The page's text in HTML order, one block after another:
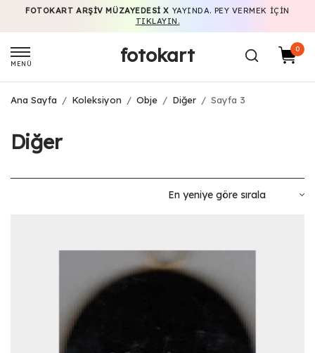
FOTOKART ARŞIV MÜZAYEDESI X YAYINDA. PEY VERMEK IÇIN
TIKLAYIN.
MENÜ fotokart 0
Ana Sayfa / Koleksiyon / Obje / Diğer / Sayfa 3
Diğer